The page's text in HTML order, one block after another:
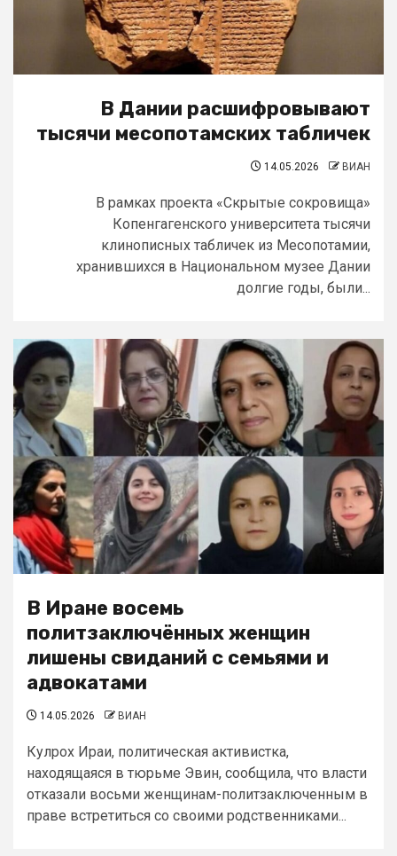
В Дании расшифровывают
тысячи месопотамских табличек
14.05.2026 ВИАН
В рамках проекта «Скрытые сокровища»
Копенгагенского университета тысячи
клинописных табличек из Месопотамии,
хранившихся в Национальном музее Дании
долгие годы, были...
В Иране восемь
политзаключённых женщин
лишены свиданий с семьями и
адвокатами
14.05.2026 ВИАН
Кулрох Ираи, политическая активистка,
находящаяся в тюрьме Эвин, сообщила, что власти
отказали восьми женщинам-политзаключенным в
праве встретиться со своими родственниками...